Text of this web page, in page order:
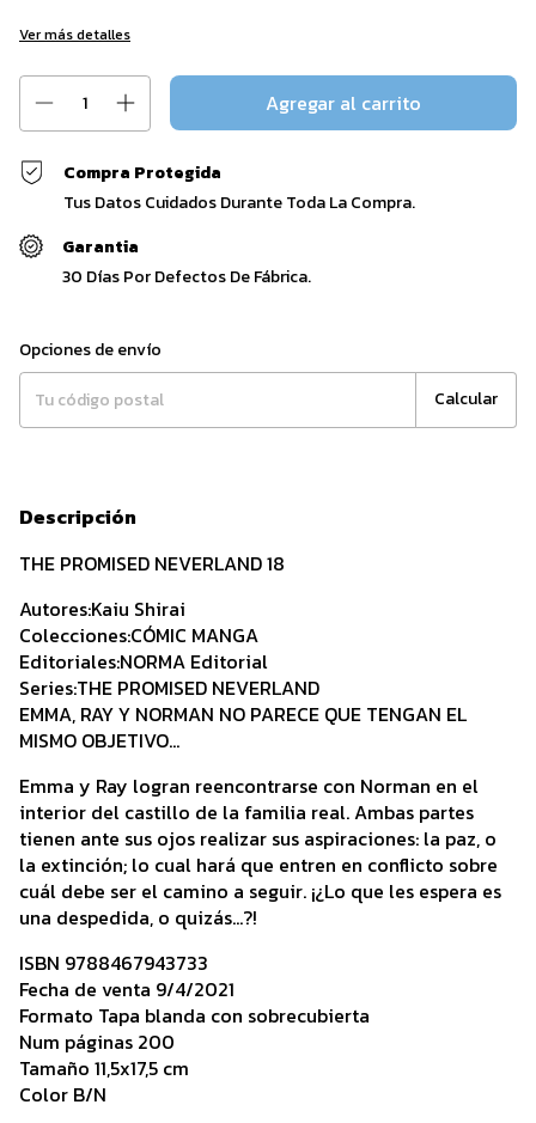
Ver más detalles
Compra Protegida
Tus Datos Cuidados Durante Toda La Compra.
Garantia
30 Días Por Defectos De Fábrica.
Entregas para el CP:
Opciones de envío
Calcular
Descripción
THE PROMISED NEVERLAND 18
Autores:Kaiu Shirai
Colecciones:CÓMIC MANGA
Editoriales:NORMA Editorial
Series:THE PROMISED NEVERLAND
EMMA, RAY Y NORMAN NO PARECE QUE TENGAN EL
MISMO OBJETIVO...
Emma y Ray logran reencontrarse con Norman en el
interior del castillo de la familia real. Ambas partes
tienen ante sus ojos realizar sus aspiraciones: la paz, o
la extinción; lo cual hará que entren en conflicto sobre
cuál debe ser el camino a seguir. ¡¿Lo que les espera es
una despedida, o quizás…?!
ISBN 9788467943733
Fecha de venta 9/4/2021
Formato Tapa blanda con sobrecubierta
Num páginas 200
Tamaño 11,5x17,5 cm
Color B/N